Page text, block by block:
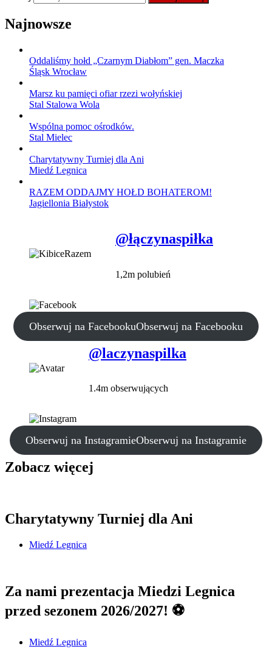
Najnowsze
Oddaliśmy hołd „Czarnym Diabłom” gen. Maczka
Śląsk Wrocław
Marsz ku pamięci ofiar rzezi wołyńskiej
Stal Stalowa Wola
Wspólna pomoc ośrodków.
Stal Mielec
Charytatywny Turniej dla Ani
Miedź Legnica
RAZEM ODDAJMY HOŁD BOHATEROM!
Jagiellonia Białystok
@łączynaspiłka
1,2m polubień
Obserwuj na FacebookuObserwuj na Facebooku
@laczynaspilka
1.4m obserwujących
Obserwuj na InstagramieObserwuj na Instagramie
Zobacz więcej
Charytatywny Turniej dla Ani
Miedź Legnica
Za nami prezentacja Miedzi Legnica
przed sezonem 2026/2027! ⚽
Miedź Legnica